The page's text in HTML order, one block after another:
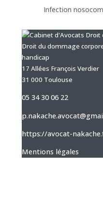
Infection
Droit du dommage
handicap
17 Allées François Verdier
31 000 Toulouse
05 34 30 06 22
https://avocat-
Mentions légales